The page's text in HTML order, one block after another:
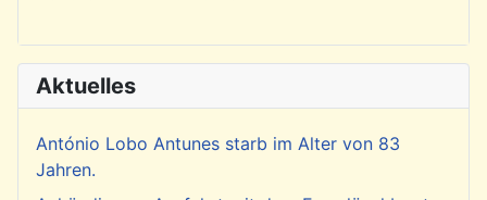
Aktuelles
António Lobo Antunes starb im Alter von 83
Jahren.